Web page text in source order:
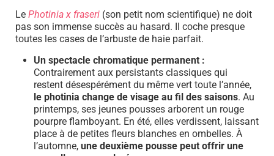
Le Photinia x fraseri (son petit nom scientifique) ne doit
pas son immense succès au hasard. Il coche presque
toutes les cases de l’arbuste de haie parfait.
Un spectacle chromatique permanent :
Contrairement aux persistants classiques qui
restent désespérément du même vert toute l’année,
le photinia change de visage au fil des saisons. Au
printemps, ses jeunes pousses arborent un rouge
pourpre flamboyant. En été, elles verdissent, laissant
place à de petites fleurs blanches en ombelles. À
l’automne, une deuxième pousse peut offrir une